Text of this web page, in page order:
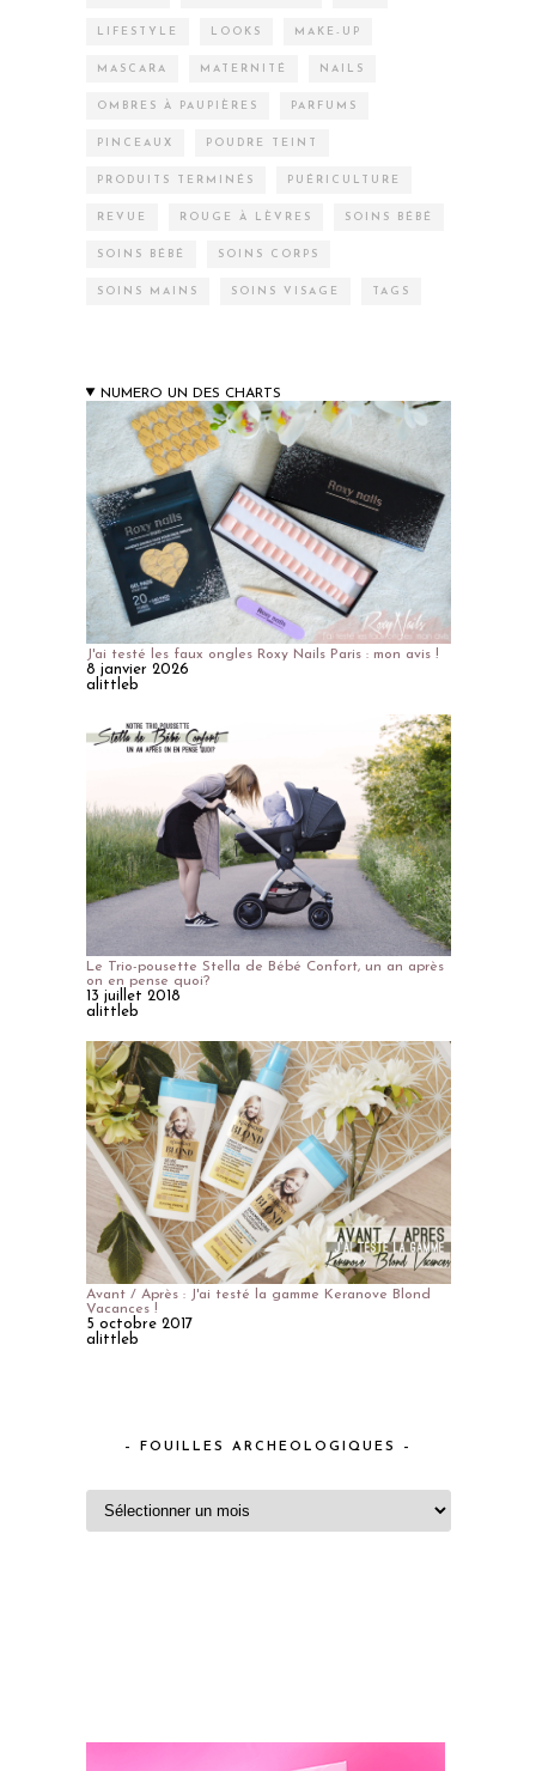
LIFESTYLE LOOKS MAKE-UP
MASCARA MATERNITÉ NAILS
OMBRES À PAUPIÈRES PARFUMS
PINCEAUX POUDRE TEINT
PRODUITS TERMINÉS PUÉRICULTURE
REVUE ROUGE À LÈVRES SOINS BÉBÉ
SOINS BÉBÉ SOINS CORPS
SOINS MAINS SOINS VISAGE TAGS
NUMERO UN DES CHARTS
J'ai testé les faux ongles Roxy Nails Paris : mon avis !
8 janvier 2026
alittleb
Le Trio-pousette Stella de Bébé Confort, un an après
on en pense quoi?
13 juillet 2018
alittleb
Avant / Après : J'ai testé la gamme Keranove Blond
Vacances !
5 octobre 2017
alittleb
– FOUILLES ARCHEOLOGIQUES –